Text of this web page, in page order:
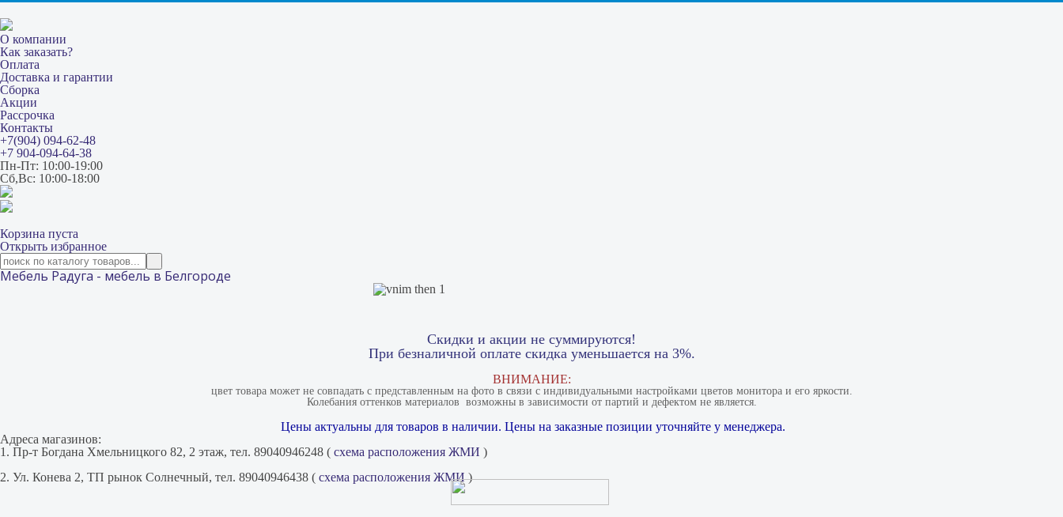
О компании
Как заказать?
Оплата
Доставка и гарантии
Сборка
Акции
Рассрочка
Контакты
+7(904) 094-62-48
+7 904-094-64-38
Пн-Пт: 10:00-19:00
Сб,Вс: 10:00-18:00
Корзина пуста
Открыть избранное
Мебель Радуга - мебель в Белгороде
Скидки и акции не суммируются!
При безналичной оплате скидка уменьшается на 3%.
ВНИМАНИЕ:
цвет товара может не совпадать с представленным на фото в связи с индивидуальными настройками цветов монитора и его яркости.
Колебания оттенков материалов​ ​ возможны в зависимости от партий и дефектом не является.
Цены актуальны для товаров в наличии. Цены на заказные позиции уточняйте у менеджера.
Адреса магазинов:
1. Пр-т Богдана Хмельницкого 82, 2 этаж, тел. 89040946248 ( схема расположения ЖМИ )
2. Ул. Конева 2, ТП рынок Солнечный, тел. 89040946438 ( схема расположения ЖМИ)